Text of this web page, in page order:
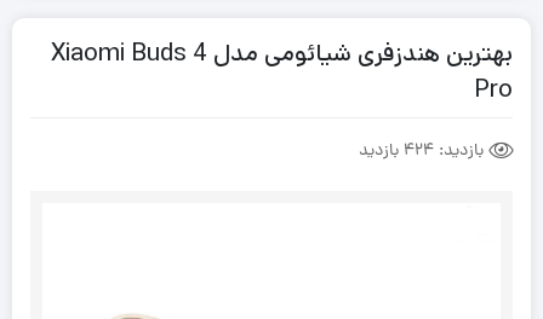
بهترین هندزفری شیائومی مدل Xiaomi Buds 4
Pro
بازدید: 424 بازدید